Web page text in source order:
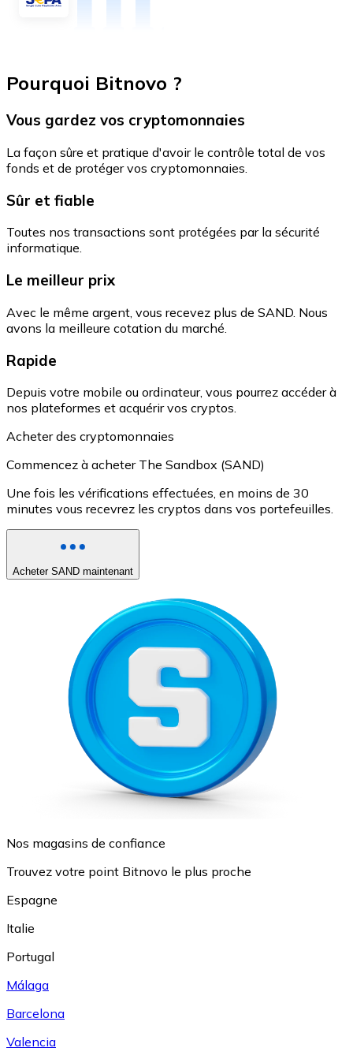
Pourquoi Bitnovo ?
Vous gardez vos cryptomonnaies
La façon sûre et pratique d'avoir le contrôle total de vos
fonds et de protéger vos cryptomonnaies.
Sûr et fiable
Toutes nos transactions sont protégées par la sécurité
informatique.
Le meilleur prix
Avec le même argent, vous recevez plus de SAND. Nous
avons la meilleure cotation du marché.
Rapide
Depuis votre mobile ou ordinateur, vous pourrez accéder à
nos plateformes et acquérir vos cryptos.
Acheter des cryptomonnaies
Commencez à acheter The Sandbox (SAND)
Une fois les vérifications effectuées, en moins de 30
minutes vous recevrez les cryptos dans vos portefeuilles.
Acheter SAND maintenant
Nos magasins de confiance
Trouvez votre point Bitnovo le plus proche
Espagne
Italie
Portugal
Málaga
Barcelona
Valencia